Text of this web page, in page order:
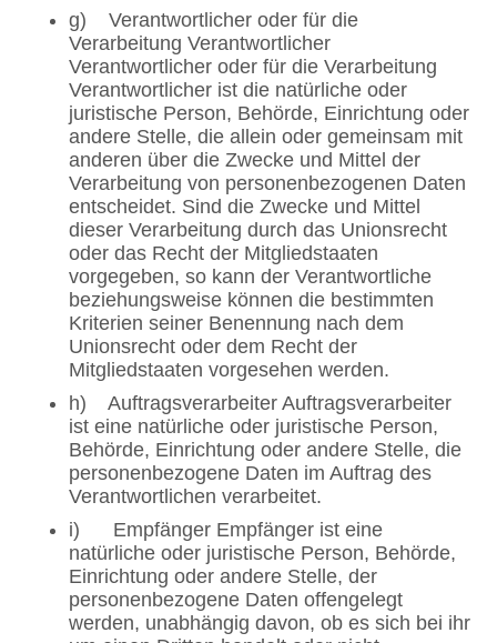
g) Verantwortlicher oder für die
Verarbeitung Verantwortlicher
Verantwortlicher oder für die Verarbeitung
Verantwortlicher ist die natürliche oder
juristische Person, Behörde, Einrichtung oder
andere Stelle, die allein oder gemeinsam mit
anderen über die Zwecke und Mittel der
Verarbeitung von personenbezogenen Daten
entscheidet. Sind die Zwecke und Mittel
dieser Verarbeitung durch das Unionsrecht
oder das Recht der Mitgliedstaaten
vorgegeben, so kann der Verantwortliche
beziehungsweise können die bestimmten
Kriterien seiner Benennung nach dem
Unionsrecht oder dem Recht der
Mitgliedstaaten vorgesehen werden.
h) Auftragsverarbeiter Auftragsverarbeiter
ist eine natürliche oder juristische Person,
Behörde, Einrichtung oder andere Stelle, die
personenbezogene Daten im Auftrag des
Verantwortlichen verarbeitet.
i) Empfänger Empfänger ist eine
natürliche oder juristische Person, Behörde,
Einrichtung oder andere Stelle, der
personenbezogene Daten offengelegt
werden, unabhängig davon, ob es sich bei ihr